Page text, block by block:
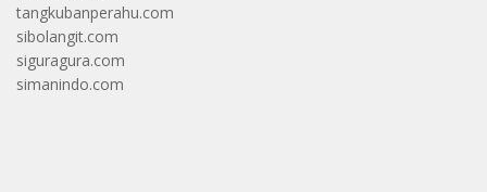
tangkubanperahu.com
sibolangit.com
siguragura.com
simanindo.com